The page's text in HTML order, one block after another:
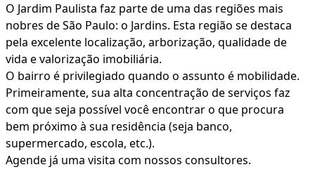
O Jardim Paulista faz parte de uma das regiões mais
nobres de São Paulo: o Jardins. Esta região se destaca
pela excelente localização, arborização, qualidade de
vida e valorização imobiliária.
O bairro é privilegiado quando o assunto é mobilidade.
Primeiramente, sua alta concentração de serviços faz
com que seja possível você encontrar o que procura
bem próximo à sua residência (seja banco,
supermercado, escola, etc.).
Agende já uma visita com nossos consultores.